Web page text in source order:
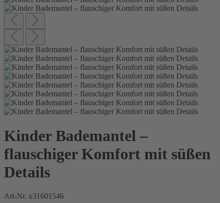
Kinder Bademantel –
flauschiger Komfort mit süßen
Details
Art-Nr. x31601546